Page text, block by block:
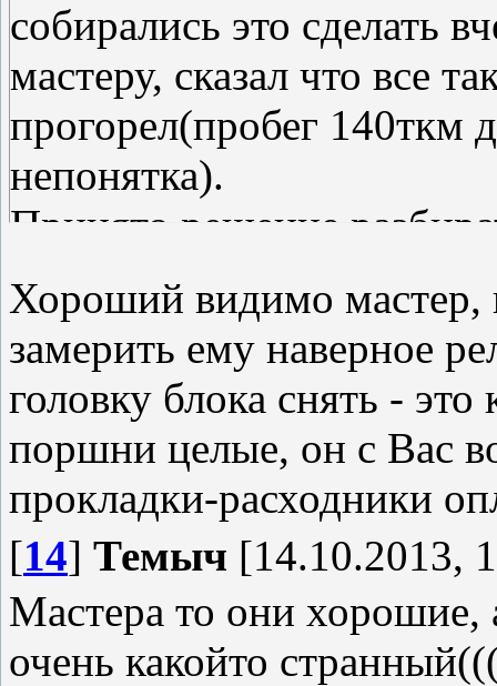
собирались это сделать
мастеру, сказал что все
прогорел(пробег 140ткм
непонятка).
Принято решение
Хороший видимо мастер,
замерить ему наверное
головку блока снять -
поршни целые, он с Вас
прокладки-расходники
[14] Темыч [14.10.2013,
Мастера то они хорошие,
очень какойто